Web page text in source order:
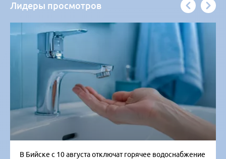
Лидеры просмотров
В Бийске с 10 августа отключат горячее водоснабжение